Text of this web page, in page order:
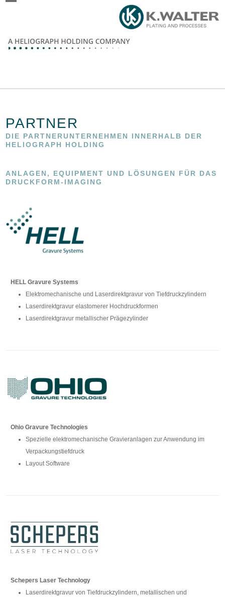
mobile
mobile
PARTNER
DIE PARTNERUNTERNEHMEN INNERHALB DER
HELIOGRAPH HOLDING
ANLAGEN, EQUIPMENT UND LÖSUNGEN FÜR DAS
DRUCKFORM-IMAGING
HELL Gravure Systems
Elektromechanische und Laserdirektgravur von Tiefdruckzylindern
Laserdirektgravur elastomerer Hochdruckformen
Laserdirektgravur metallischer Prägezylinder
Ohio Gravure Technologies
Spezielle elektromechanische Gravieranlagen zur Anwendung im
Verpackungstiefdruck
Layout Software
Schepers Laser Technology
Laserdirektgravur von Tiefdruckzylindern, metallischen und